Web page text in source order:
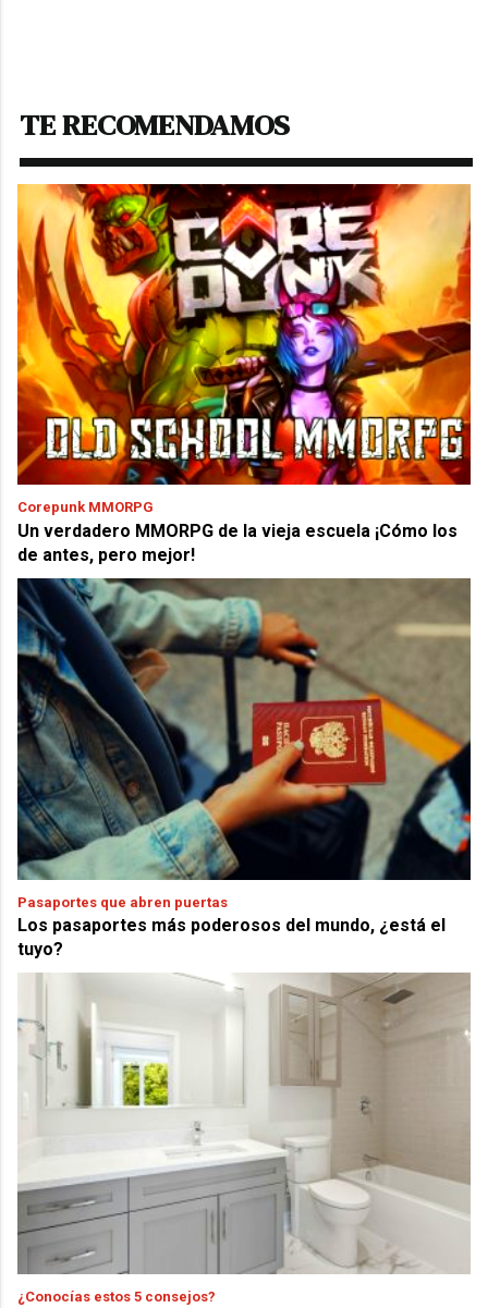
TE RECOMENDAMOS
Corepunk MMORPG
Un verdadero MMORPG de la vieja escuela ¡Cómo los
de antes, pero mejor!
Pasaportes que abren puertas
Los pasaportes más poderosos del mundo, ¿está el
tuyo?
¿Conocías estos 5 consejos?